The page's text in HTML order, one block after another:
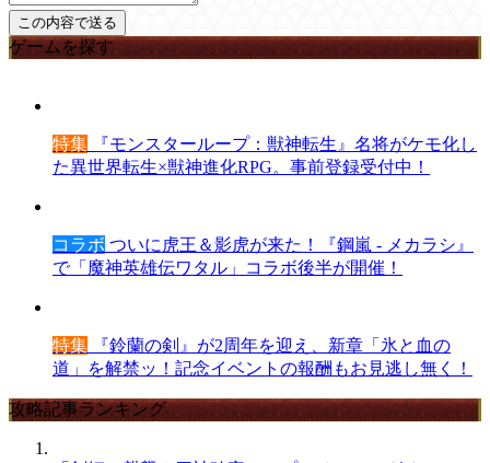
ゲームを探す
特集 『モンスターループ：獣神転生』名将がケモ化し
た異世界転生×獣神進化RPG。事前登録受付中！
コラボ ついに虎王＆影虎が来た！『鋼嵐 - メカラシ』
で「魔神英雄伝ワタル」コラボ後半が開催！
特集 『鈴蘭の剣』が2周年を迎え、新章「氷と血の
道」を解禁ッ！記念イベントの報酬もお見逃し無く！
攻略記事ランキング